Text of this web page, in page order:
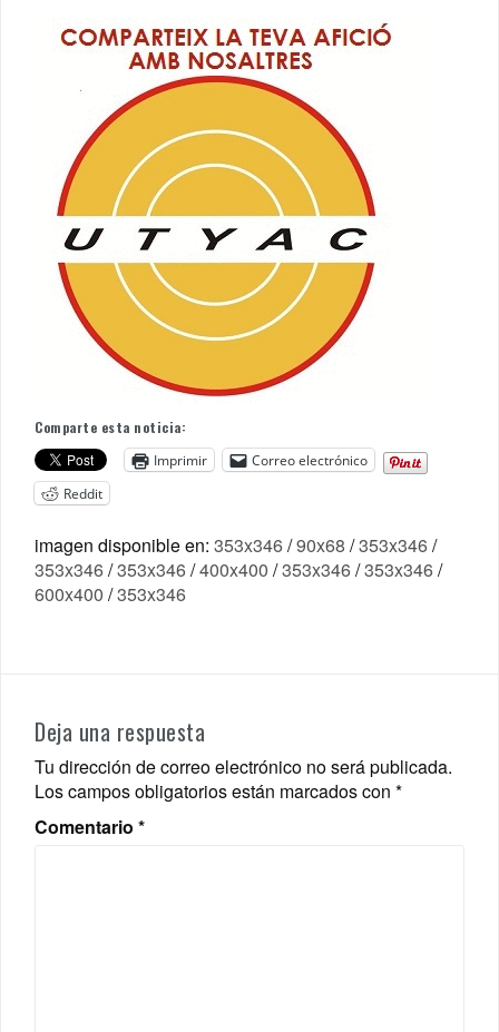
Comparte esta noticia:
Imprimir
Correo electrónico
Reddit
imagen disponible en: 353x346/90x68 /353x346/
353x346/353x346/400x400 /353x346/353x346/
600x400 /353x346
Deja una respuesta
Tu dirección de correo electrónico no será publicada.
Los campos obligatorios están marcados con *
Comentario *